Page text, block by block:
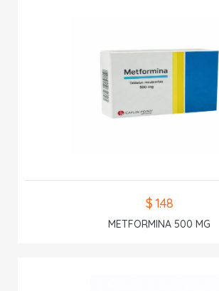
$ 1.48
METFORMINA 500 MG